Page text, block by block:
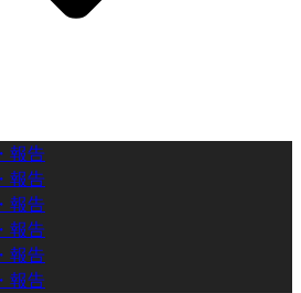
報告
報告
報告
報告
報告
報告